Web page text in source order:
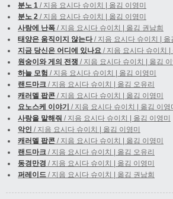
분노 1 / 지음 요시다 슈이치 | 옮김 이영미
분노 2 / 지음 요시다 슈이치 | 옮김 이영미
사랑에 난폭 / 지음 요시다 슈이치 | 옮김 권남희
태양은 움직이지 않는다/ 지음 요시다 슈이치 | 옮
지금 당신은 어디에 있나요 / 지음 요시다 슈이치 |
원숭이와 게의 전쟁 / 지음 요시다 슈이치 | 옮김 이
하늘 모험 / 지음 요시다 슈이치 | 옮김 이영미
랜드마크 / 지음 요시다 슈이치 | 옮김 오유리
캐러멜 팝콘 / 지음 요시다 슈이치 | 옮김 이영미
요노스케 이야기 / 지음 요시다 슈이치 | 옮김 이영
사랑을 말해줘 / 지음 요시다 슈이치 | 옮김 이영미
악인 / 지음 요시다 슈이치 | 옮김 이영미
캐러멜 팝콘 / 지음 요시다 슈이치 | 옮김 이영미
랜드마크 / 지음 요시다 슈이치 | 옮김 오유리
동경만경 / 지음 요시다 슈이치 | 옮김 이영미
퍼레이드 / 지음 요시다 슈이치 | 옮김 권남희